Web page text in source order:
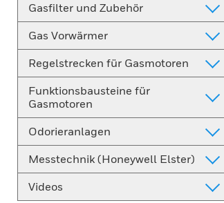
Gasfilter und Zubehör
Gas Vorwärmer
Regelstrecken für Gasmotoren
Funktionsbausteine für
Gasmotoren
Odorieranlagen
Messtechnik (Honeywell Elster)
Videos